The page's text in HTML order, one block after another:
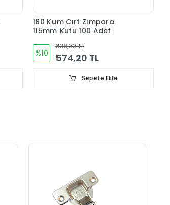
180 Kum Cırt Zımpara
115mm Kutu 100 Adet
%10
638,00 TL
574,20 TL
Sepete Ekle